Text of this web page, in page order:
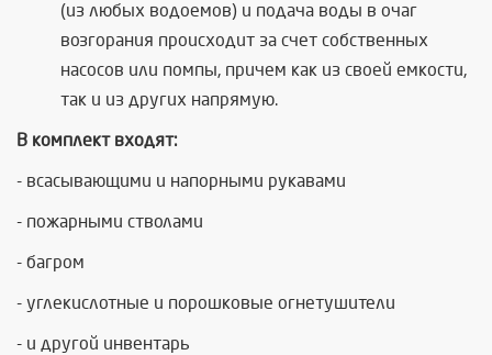
(из любых водоемов) и подача воды в очаг
возгорания происходит за счет собственных
насосов или помпы, причем как из своей емкости,
так и из других напрямую.
В комплект входят:
- всасывающими и напорными рукавами
- пожарными стволами
- багром
- углекислотные и порошковые огнетушители
- и другой инвентарь